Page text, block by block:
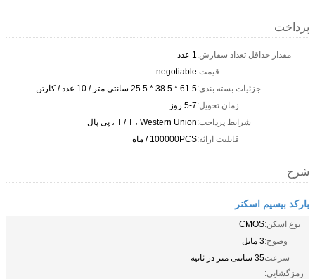
پرداخت
مقدار حداقل تعداد سفارش:1 عدد
قیمت:negotiable
جزئیات بسته بندی:61.5 * 38.5 * 25.5 سانتی متر / 10 عدد / کارتن
زمان تحویل:5-7 روز
شرایط پرداخت:T / T ، Western Union ، پی پال
قابلیت ارائه:100000PCS / ماه
شرح
بارکد بیسیم اسکنر
نوع اسکن:CMOS
وضوح:3 مایل
سرعت
رمزگشایی:
35 سانتی متر در ثانیه